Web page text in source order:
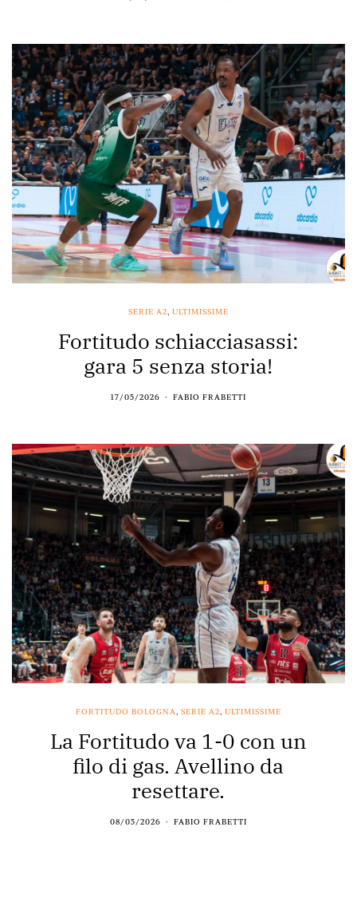
SERIE A2, ULTIMISSIME
Fortitudo schiacciasassi:
gara 5 senza storia!
17/05/2026 FABIO FRABETTI
FORTITUDO BOLOGNA, SERIE A2, ULTIMISSIME
La Fortitudo va 1-0 con un
filo di gas. Avellino da
resettare.
08/05/2026 FABIO FRABETTI